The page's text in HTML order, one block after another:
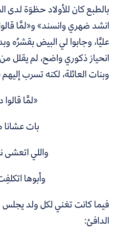
بالطبعكان للأولاد حظوَة لدى
انشد ضهري وانسند» و«لمَّا
عليَّا، وجابوا لي البيض بقشرُه
انحياز ذكوري واضح، لم يقلل
وبنات العائلة، لكنه تسرب إليهم
«لمَّا قالوا
بات عشانا
واللي اتعشى
وأبوها
فيما كانت تغني لكل ولد
الدافئ: